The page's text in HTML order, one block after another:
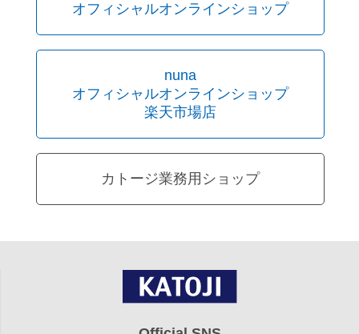
オフィシャルオンラインショップ
nuna
オフィシャルオンラインショップ
楽天市場店
カトージ業務用ショップ